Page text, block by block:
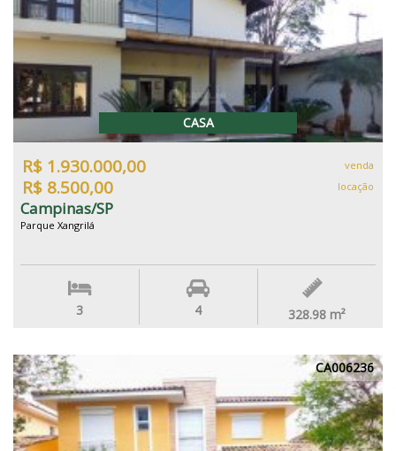
CASA
R$ 1.930.000,00 venda
R$ 8.500,00 locação
Campinas/SP
Parque Xangrilá
3 4 328.98 m²
CA006236